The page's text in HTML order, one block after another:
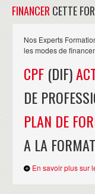
FINANCER CETTE
Nos Experts
les modes de
CPF (DIF)
DE
PLAN DE
A LA
En savoir plus sur